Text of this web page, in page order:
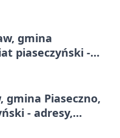
gmina
piaseczyński -
gmina Piaseczno,
- adresy,